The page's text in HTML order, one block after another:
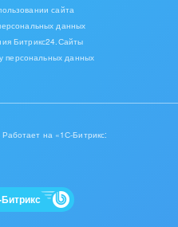
стиль
сайта
данных
Битрикс24.Сайты
персональных данных
на «1С-Битрикс: